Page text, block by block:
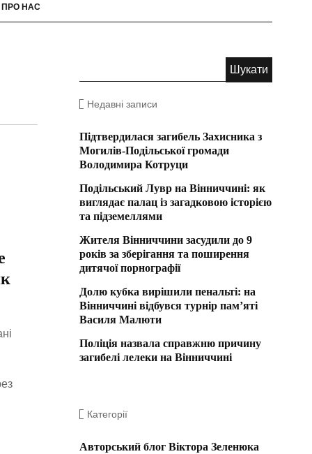
ПРО НАС
Недавні записи
Підтвердилася загибель Захисника з
Могилів-Подільської громади
Володимира Котруци
Подільський Лувр на Вінниччині: як
виглядає палац із загадковою історією
та підземеллями
Жителя Вінниччини засудили до 9
років за зберігання та поширення
дитячої порнографії
Долю кубка вирішили пенальті: на
Вінниччині відбувся турнір пам’яті
Василя Малюти
Поліція назвала справжню причину
загибелі лелеки на Вінниччині
Категорії
Авторський блог Віктора Зеленюка